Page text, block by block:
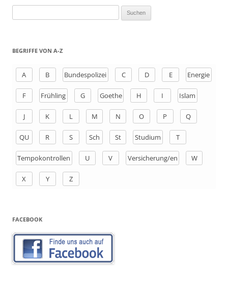
h
BEGRIFFE VON A-Z
A B Bundespolizei C D E Energie
F Frühling G Goethe H I Islam
J K L M N O P Q
QU R S Sch St Studium T
Tempokontrollen U V Versicherung/en W
X Y Z
FACEBOOK